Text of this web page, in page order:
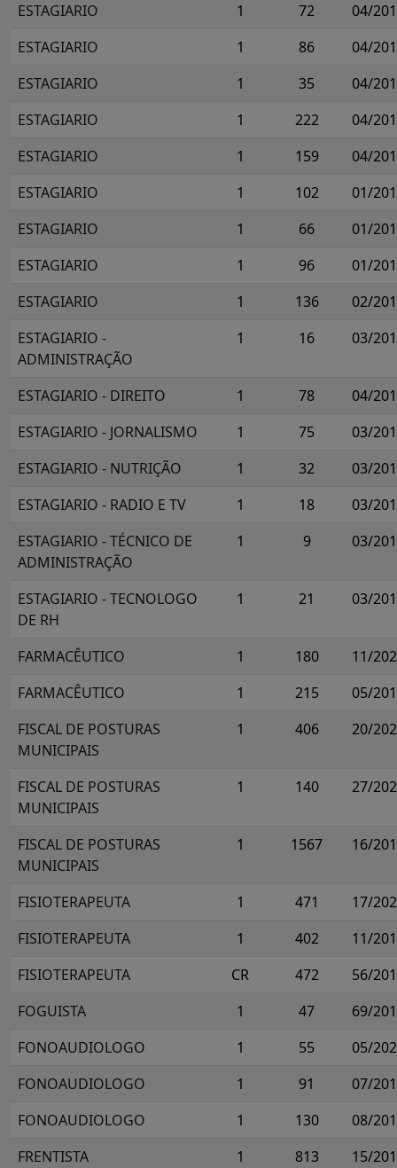
ESTAGIARIO 1 72
04/
ESTAGIARIO
1 86
04/
ESTAGIARIO
1 35
04/
ESTAGIARIO
1 222
04/
ESTAGIARIO
1 159
04/
ESTAGIARIO
1 102
01/
ESTAGIARIO
1 66
01/
ESTAGIARIO
1 96
01/
ESTAGIARIO
1 136
02/
ESTAGIARIO -
ADMINISTRAÇÃO
1 16 03/
ESTAGIARIO - DIREITO 1 78
04/
ESTAGIARIO - JORNALISMO
1 75
03/
ESTAGIARIO - NUTRIÇÃO
1 32
03/
ESTAGIARIO - RADIO E TV
1 18
03/
ESTAGIARIO - TÉCNICO DE
ADMINISTRAÇÃO
1 9 03/
ESTAGIARIO - TECNOLOGO
DE RH
1 21 03/
FARMACÊUTICO 1 180
11/
FARMACÊUTICO
1 215
05/
FISCAL DE POSTURAS
MUNICIPAIS
1 406 20/
FISCAL DE POSTURAS
MUNICIPAIS
1 140 27/
FISCAL DE POSTURAS
MUNICIPAIS
1 1567 16/
FISIOTERAPEUTA 1 471
17/
FISIOTERAPEUTA
1 402
11/
FISIOTERAPEUTA
CR 472
56/
FOGUISTA
1 47
69/
FONOAUDIOLOGO
1 55
05/
FONOAUDIOLOGO
1 91
07/
FONOAUDIOLOGO
1 130
08/
FRENTISTA
1 813
15/